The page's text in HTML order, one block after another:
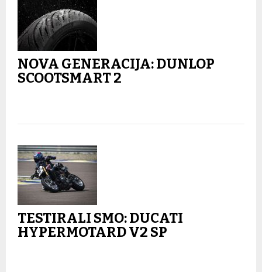
NOVA GENERACIJA: DUNLOP
SCOOTSMART 2
TESTIRALI SMO: DUCATI
HYPERMOTARD V2 SP